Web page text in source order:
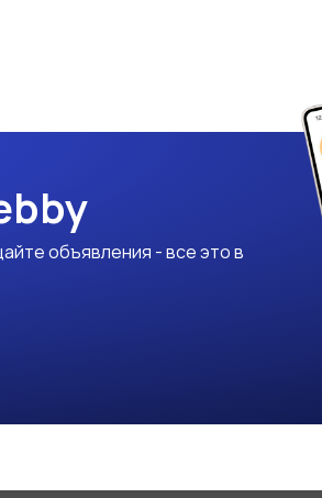
объявления - все это в